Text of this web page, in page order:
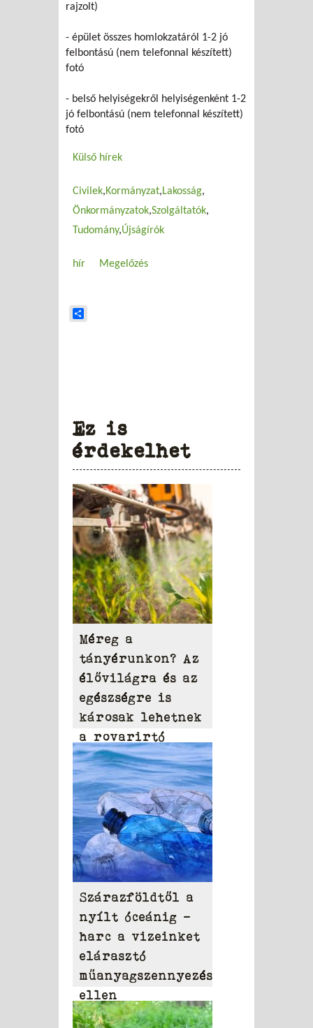
rajzolt)
- épület összes homlokzatáról 1-2 jó
felbontású (nem telefonnal készített)
fotó
- belső helyiségekről helyiségenként 1-2
jó felbontású (nem telefonnal készített)
fotó
Külső hírek
Civilek Kormányzat Lakosság
Önkormányzatok Szolgáltatók
Tudomány Újságírók
hír Megelőzés
Ez is
érdekelhet
Méreg a
tányérunkon? Az
élővilágra és az
egészségre is
károsak lehetnek
a rovarirtó
szerek
Szárazföldtől a
nyílt óceánig –
harc a vizeinket
elárasztó
műanyagszennyezés
ellen